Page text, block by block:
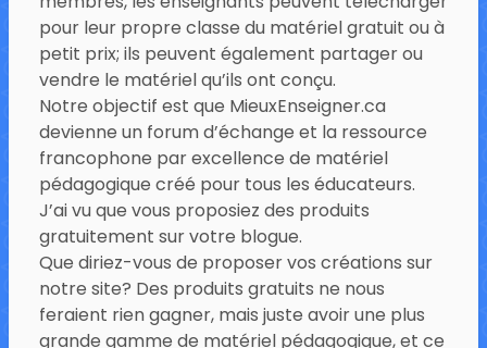
pour leur propre classe du matériel gratuit ou à
petit prix; ils peuvent également partager ou
vendre le matériel qu’ils ont conçu.
Notre objectif est que MieuxEnseigner.ca
devienne un forum d’échange et la ressource
francophone par excellence de matériel
pédagogique créé pour tous les éducateurs.
J’ai vu que vous proposiez des produits
gratuitement sur votre blogue.
Que diriez-vous de proposer vos créations sur
notre site? Des produits gratuits ne nous
feraient rien gagner, mais juste avoir une plus
grande gamme de matériel pédagogique, et ce